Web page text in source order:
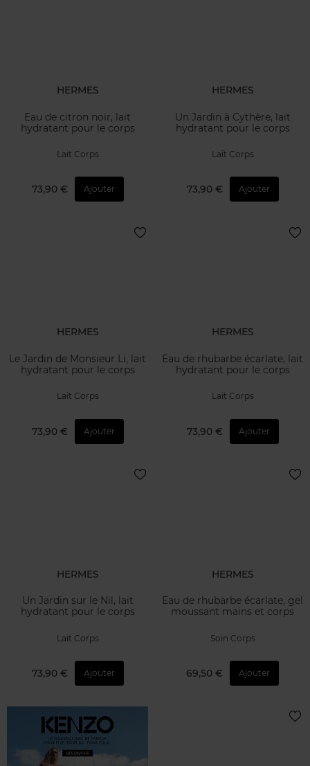
HERMES
Eau de citron noir, lait
hydratant pour le corps
Lait Corps
73,90 € Ajouter
HERMES
Un Jardin à Cythère, lait
hydratant pour le corps
Lait Corps
73,90 € Ajouter
HERMES
Le Jardin de Monsieur Li, lait
hydratant pour le corps
Lait Corps
73,90 € Ajouter
HERMES
Eau de rhubarbe écarlate, lait
hydratant pour le corps
Lait Corps
73,90 € Ajouter
HERMES
Un Jardin sur le Nil, lait
hydratant pour le corps
Lait Corps
73,90 € Ajouter
HERMES
Eau de rhubarbe écarlate, gel
moussant mains et corps
Soin Corps
69,50 € Ajouter